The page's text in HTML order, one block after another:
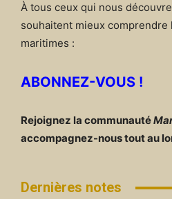
À tous ceux qui nous
souhaitent mieux comprendre
maritimes :
ABONNEZ-VOUS !
Rejoignez la communauté
accompagnez-nous tout au
Dernières notes